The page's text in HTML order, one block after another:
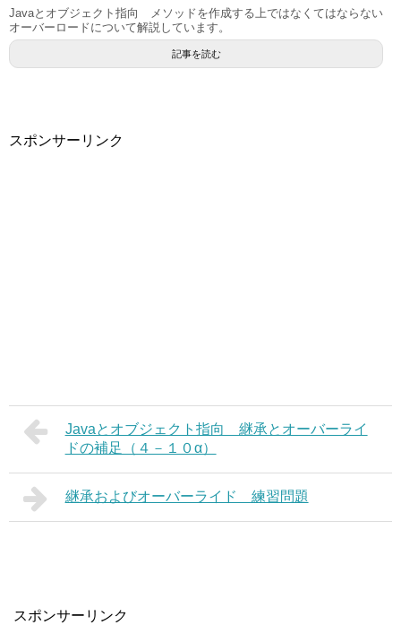
Javaとオブジェクト指向 メソッドを作成する上ではなくてはならない
オーバーロードについて解説しています。
記事を読む
スポンサーリンク
Javaとオブジェクト指向 継承とオーバーライ
ドの補足（４－１０α）
継承およびオーバーライド 練習問題
スポンサーリンク